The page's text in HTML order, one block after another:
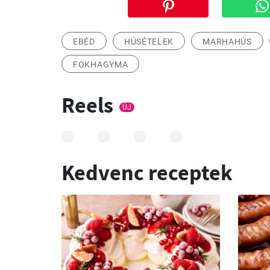
EBÉD HÚSÉTELEK MARHAHÚS
FOKHAGYMA
Reels ÚJ
Kedvenc receptek